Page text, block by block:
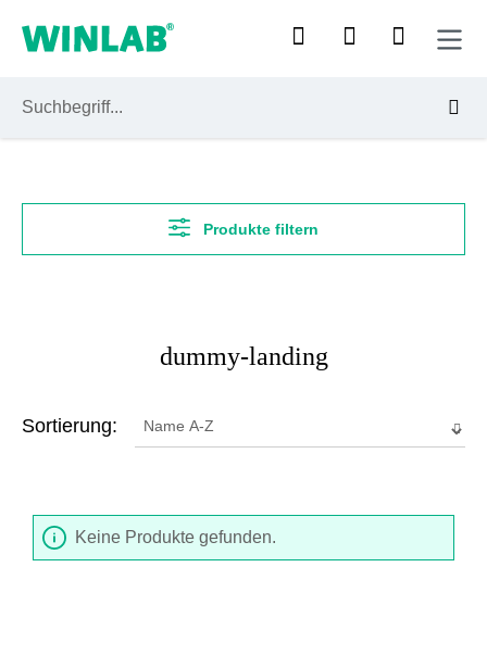
Produkte filtern
dummy-landing
Sortierung:
Keine Produkte gefunden.